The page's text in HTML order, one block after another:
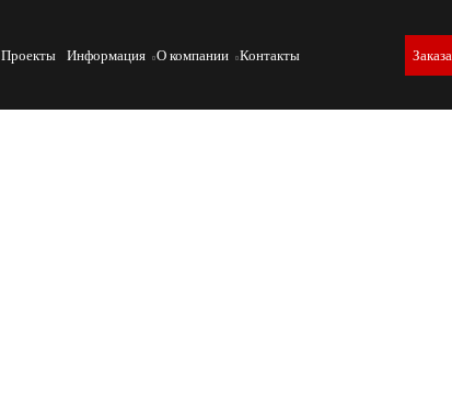
Проекты Информация О компании Контакты